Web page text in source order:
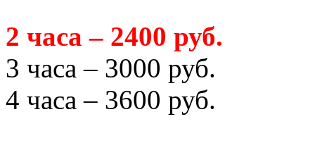
2 часа – 2400 руб.
3 часа – 3000 руб.
4 часа – 3600 руб.